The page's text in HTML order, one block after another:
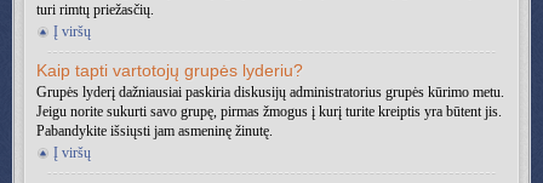
turi rimtų priežasčių.
Į viršų
Kaip tapti vartotojų grupės lyderiu?
Grupės lyderį dažniausiai paskiria diskusijų administratorius grupės kūrimo metu.
Jeigu norite sukurti savo grupę, pirmas žmogus į kurį turite kreiptis yra būtent jis.
Pabandykite išsiųsti jam asmeninę žinutę.
Į viršų